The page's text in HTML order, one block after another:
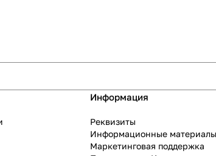
Информация
Реквизиты
Информационные материалы
Маркетинговая поддержка